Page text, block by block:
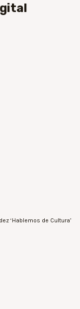
‘Hablemos de Cultura’